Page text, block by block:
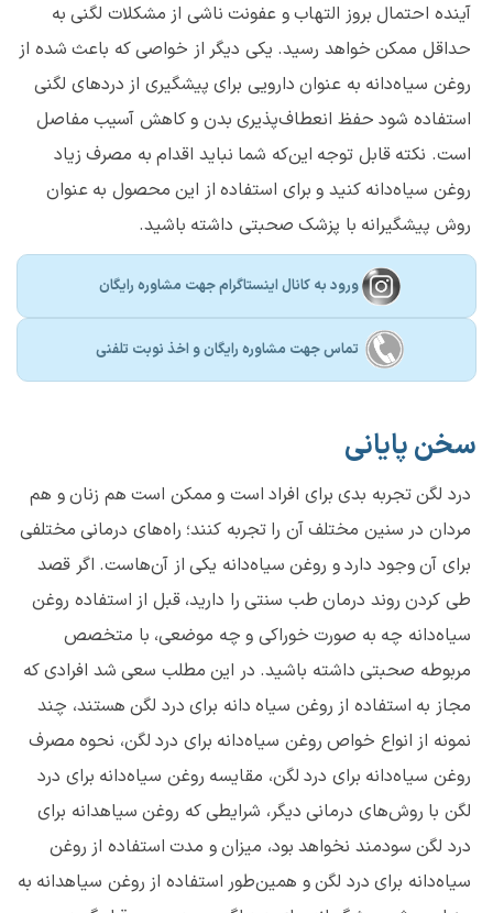
آینده احتمال بروز التهاب و عفونت ناشی از مشکلات لگنی به
حداقل ممکن خواهد رسید. یکی دیگر از خواصی که باعث شده از
روغن سیاه‌دانه به عنوان دارویی برای پیشگیری از دردهای لگنی
استفاده شود حفظ انعطاف‌پذیری بدن و کاهش آسیب مفاصل
است. نکته قابل توجه این‌که شما نباید اقدام به مصرف زیاد
روغن سیاه‌دانه کنید و برای استفاده از این محصول به عنوان
روش پیشگیرانه با پزشک صحبتی داشته باشید.
ورود به کانال اینستاگرام جهت مشاوره رایگان
تماس جهت مشاوره رايگان و اخذ نوبت تلفنی
سخن پایانی
درد لگن تجربه بدی برای افراد است و ممکن است هم زنان و هم
مردان در سنین مختلف آن را تجربه کنند؛ راه‌های درمانی مختلفی
برای آن وجود دارد و روغن سیاه‌دانه یکی از آن‌هاست. اگر قصد
طی کردن روند درمان طب سنتی را دارید، قبل از استفاده روغن
سیاه‌دانه چه به صورت خوراکی و چه موضعی، با متخصص
مربوطه صحبتی داشته باشید. در این مطلب سعی شد افرادی که
مجاز به استفاده از روغن سیاه دانه برای درد لگن هستند، چند
نمونه از انواع خواص روغن سیاه‌دانه برای درد لگن، نحوه مصرف
روغن سیاه‌دانه برای درد لگن، مقایسه روغن سیاه‌دانه برای درد
لگن با روش‌های درمانی دیگر، شرایطی که روغن سیاهدانه برای
درد لگن سودمند نخواهد بود، میزان و مدت استفاده از روغن
سیاه‌دانه برای درد لگن و همین‌طور استفاده از روغن سیاهدانه به